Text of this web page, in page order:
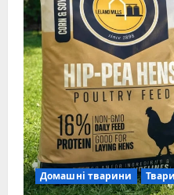
Домашні тварини